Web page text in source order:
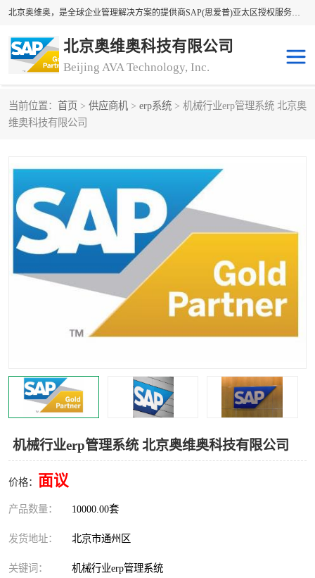
北京奥维奥，是全球企业管理解决方案的提供商SAP(思爱普)亚太区授权服务商领军者，SAP金牌服务商和代理商。企业ERP系统软件，SAP软件实施，17年来服务客户1500多家。提供SAP Business One，SAP Business ByDesign，SAP S/4HANA Cloud，SAP Analytics Cloud （分析云）等产品与解决方案。咨询专线：400-890-8880
北京奥维奥科技有限公司
Beijing AVA Technology, Inc.
当前位置： 首页 > 供应商机 > erp系统 > 机械行业erp管理系统 北京奥
维奥科技有限公司
机械行业erp管理系统 北京奥维奥科技有限公司
价格： 面议
产品数量： 10000.00套
发货地址： 北京市通州区
关键词： 机械行业erp管理系统
sap系统
sap软件开发 sap管理系统
码上用条码管理 扫码系统
制造业ERP系统
工厂ERP系统 皮具厂erp系统
食品厂erp系统
小工厂erp系统 印染厂erp系统